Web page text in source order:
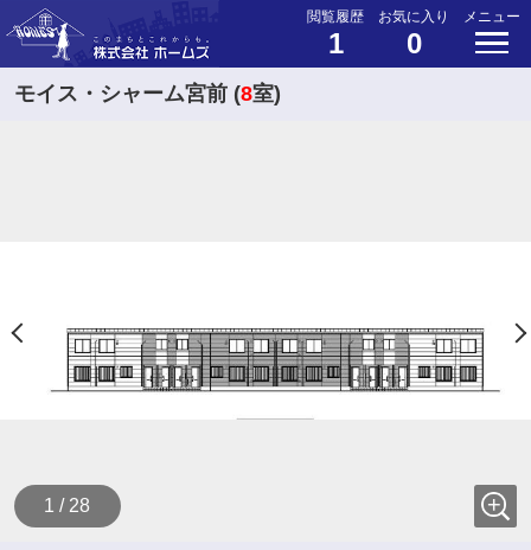
閲覧履歴
1
お気に入り
0
メニュー
モイス・シャーム宮前 (8室)
1 / 28